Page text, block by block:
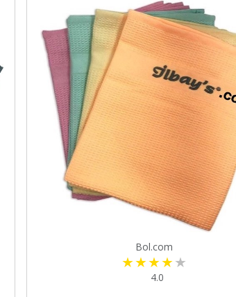
Bol.com
4.0